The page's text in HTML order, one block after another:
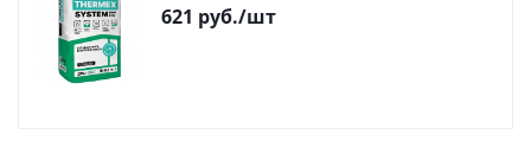
621 руб./шт